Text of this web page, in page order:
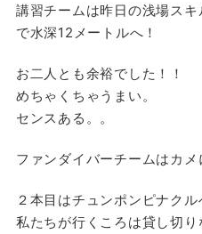
講習チームは昨日の浅場ス
で水深12メートルへ！
お二人とも余裕でした！！
めちゃくちゃうまい。
センスある。。
ファンダイバーチームはカメ
２本目はチュンポンピナクル
私たちが行くころは貸し切り